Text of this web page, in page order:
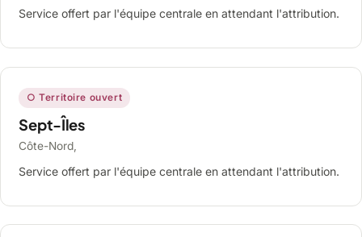
Service offert par l'équipe centrale en attendant l'attribution.
○ Territoire ouvert
Sept-Îles
Côte-Nord,
Service offert par l'équipe centrale en attendant l'attribution.